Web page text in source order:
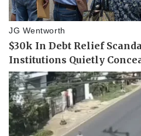
Bóng đá
Lịch thi đấu bóng đá
Thế giới thể thao
eSports
Hậu trường